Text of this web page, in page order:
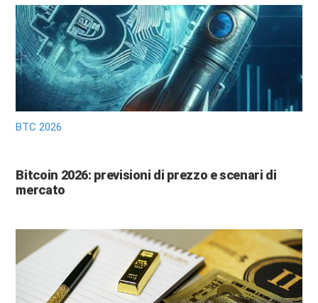
BTC 2026
Bitcoin 2026: previsioni di prezzo e scenari di
mercato